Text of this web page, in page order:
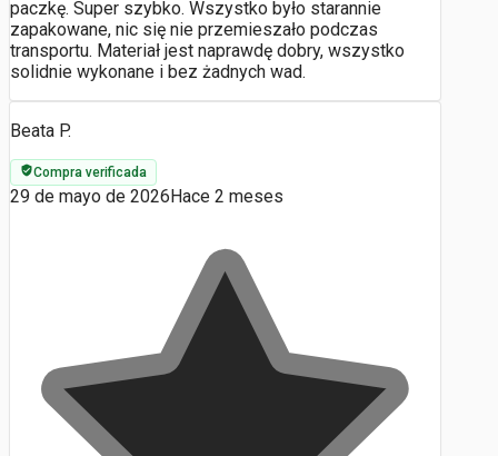
paczkę. Super szybko. Wszystko było starannie
zapakowane, nic się nie przemieszało podczas
transportu. Materiał jest naprawdę dobry, wszystko
solidnie wykonane i bez żadnych wad.
Beata P.
Compra verificada
29 de mayo de 2026 Hace 2 meses